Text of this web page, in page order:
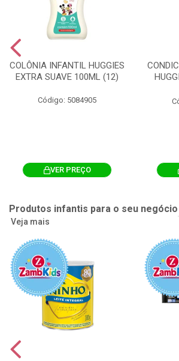
COLÔNIA INFANTIL HUGGIES
EXTRA SUAVE 100ML (12)
Código: 5084905
VER PREÇO
Produtos infantis para o seu negócio
Veja mais